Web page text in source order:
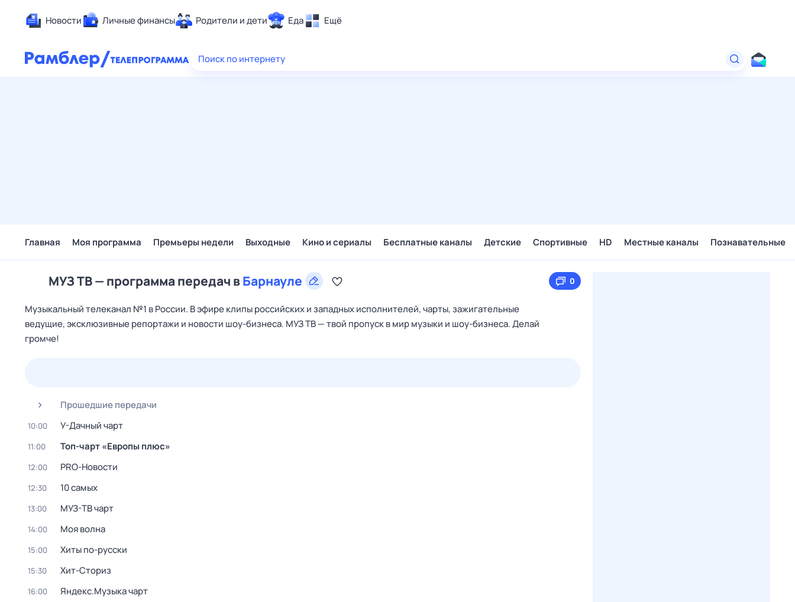
Новости Личные финансы Родители и дети Еда Ещё
Здоровье
Поиск по интернету
Главная Моя программа Премьеры недели Выходные Кино и сериалы Бесплатные каналы Детские Спортивные HD Местные каналы Познавательные
МУЗ ТВ — программа передач вБарнауле 0
Музыкальный телеканал №1 в России. В эфире клипы российских и западных исполнителей, чарты, зажигательные
ведущие, эксклюзивные репортажи и новости шоу-бизнеса. МУЗ ТВ — твой пропуск в мир музыки и шоу-бизнеса. Делай
громче!
Прошедшие передачи
10:00 У-Дачный чарт
11:00 Топ-чарт «Европы плюс»
12:00 PRO-Новости
12:30 10 самых
13:00 МУЗ-ТВ чарт
14:00 Моя волна
15:00 Хиты по-русски
15:30 Хит-Сториз
16:00 Яндекс.Музыка чарт